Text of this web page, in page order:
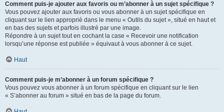
Comment puis-je ajouter aux favoris ou m’abonner à un sujet spécifique ?
Vous pouvez ajouter aux favoris ou vous abonner à un sujet spécifique en
cliquant sur le lien approprié dans le menu « Outils du sujet », situé en haut et
en bas des sujets et parfois illustré par une image.
Répondre à un sujet tout en cochant la case « Recevoir une notification
lorsqu’une réponse est publiée » équivaut à vous abonner à ce sujet.
Haut
Comment puis-je m’abonner à un forum spécifique ?
Vous pouvez vous abonner à un forum spécifique en cliquant sur le lien
« S’abonner au forum » situé en bas de la page du forum.